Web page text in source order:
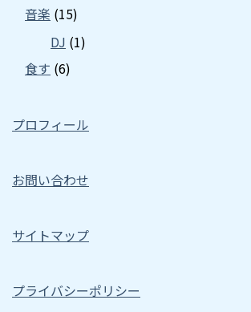
音楽 (15)
DJ (1)
食す (6)
プロフィール
お問い合わせ
サイトマップ
プライバシーポリシー